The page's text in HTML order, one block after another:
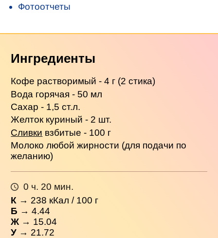
Фотоотчеты
Ингредиенты
Кофе растворимый - 4 г (2 стика)
Вода горячая - 50 мл
Сахар - 1,5 ст.л.
Желток куриный - 2 шт.
Сливки взбитые - 100 г
Молоко любой жирности (для подачи по
желанию)
0 ч. 20 мин.
К → 238 кКал / 100 г
Б → 4.44
Ж → 15.04
У → 21.72